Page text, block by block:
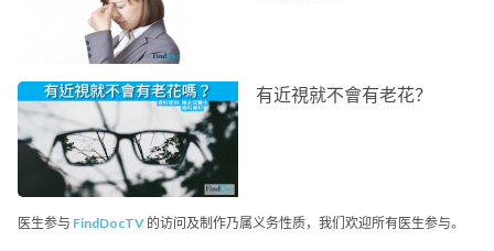
有近視就不會有老花？
医生参与 FindDocTV 的访问及制作乃属义务性质，我们欢迎所有医生参与。